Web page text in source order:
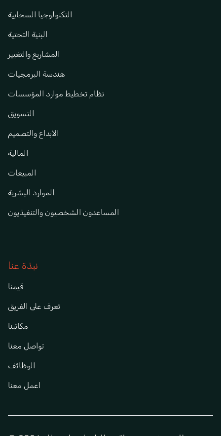
التكنولوجيا السحابية
البنية التحتية
المشاريع والتغيير
هندسة البرمجيات
نظام تخطيط موارد المؤسسات
التسويق
الابداع والتصميم
المالية
المبيعات
الموارد البشرية
المساعدون الشخصيون والتنفيذيون
نبذة عنا
قيمنا
تعرف على الفريق
مكاتبنا
تواصل معنا
الوظائف
اعمل معنا